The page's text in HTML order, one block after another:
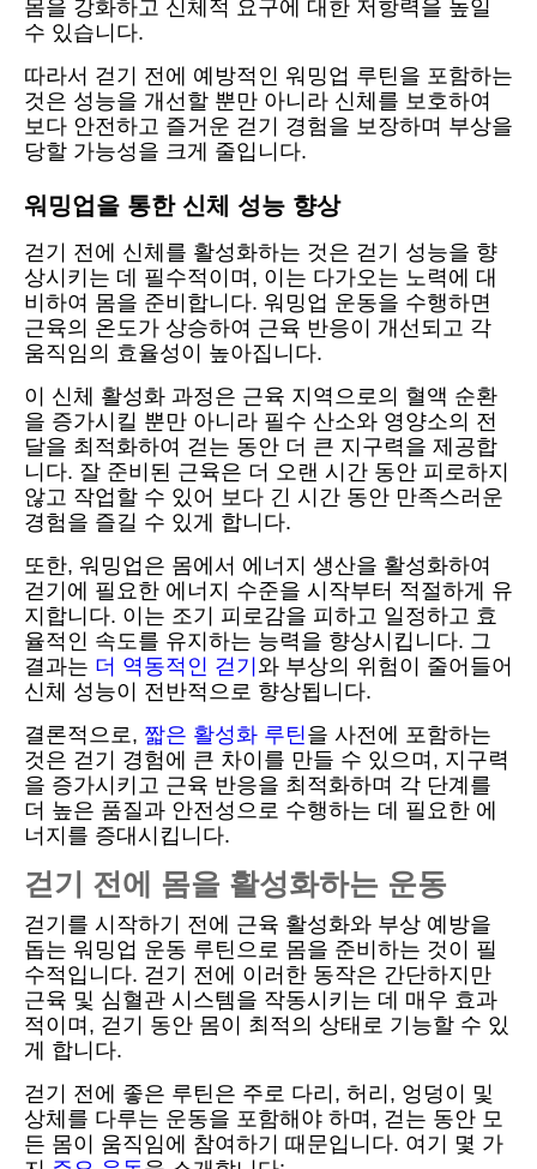
몸을 강화하고 신체적 요구에 대한 저항력을 높일
수 있습니다.
따라서 걷기 전에 예방적인 워밍업 루틴을 포함하는
것은 성능을 개선할 뿐만 아니라 신체를 보호하여
보다 안전하고 즐거운 걷기 경험을 보장하며 부상을
당할 가능성을 크게 줄입니다.
워밍업을 통한 신체 성능 향상
걷기 전에 신체를 활성화하는 것은 걷기 성능을 향
상시키는 데 필수적이며, 이는 다가오는 노력에 대
비하여 몸을 준비합니다. 워밍업 운동을 수행하면
근육의 온도가 상승하여 근육 반응이 개선되고 각
움직임의 효율성이 높아집니다.
이 신체 활성화 과정은 근육 지역으로의 혈액 순환
을 증가시킬 뿐만 아니라 필수 산소와 영양소의 전
달을 최적화하여 걷는 동안 더 큰 지구력을 제공합
니다. 잘 준비된 근육은 더 오랜 시간 동안 피로하지
않고 작업할 수 있어 보다 긴 시간 동안 만족스러운
경험을 즐길 수 있게 합니다.
또한, 워밍업은 몸에서 에너지 생산을 활성화하여
걷기에 필요한 에너지 수준을 시작부터 적절하게 유
지합니다. 이는 조기 피로감을 피하고 일정하고 효
율적인 속도를 유지하는 능력을 향상시킵니다. 그
결과는 더 역동적인 걷기 와 부상의 위험이 줄어들어
신체 성능이 전반적으로 향상됩니다.
결론적으로, 짧은 활성화 루틴을 사전에 포함하는
것은 걷기 경험에 큰 차이를 만들 수 있으며, 지구력
을 증가시키고 근육 반응을 최적화하며 각 단계를
더 높은 품질과 안전성으로 수행하는 데 필요한 에
너지를 증대시킵니다.
걷기 전에 몸을 활성화하는 운동
걷기를 시작하기 전에 근육 활성화와 부상 예방을
돕는 워밍업 운동 루틴으로 몸을 준비하는 것이 필
수적입니다. 걷기 전에 이러한 동작은 간단하지만
근육 및 심혈관 시스템을 작동시키는 데 매우 효과
적이며, 걷기 동안 몸이 최적의 상태로 기능할 수 있
게 합니다.
걷기 전에 좋은 루틴은 주로 다리, 허리, 엉덩이 및
상체를 다루는 운동을 포함해야 하며, 걷는 동안 모
든 몸이 움직임에 참여하기 때문입니다. 여기 몇 가